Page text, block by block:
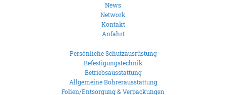
News
Network
Kontakt
Anfahrt
Persönliche Schutzausrüstung
Befestigungstechnik
Betriebsausstattung
Allgemeine Bohrerausstattung
Folien/Entsorgung & Verpackungen